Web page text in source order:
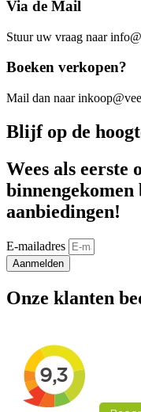
Via de Mail
Stuur uw vraag naar
Boeken verkopen?
Mail dan naar
Blijf op de
Wees als eerste
binnengekomen
aanbiedingen!
E-mailadres
Aanmelden
Onze klanten